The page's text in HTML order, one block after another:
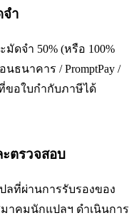
จำ
ดจำ 50% (หรือ 100%
ธนาคาร / PromptPay /
ขอใบกำกับภาษีได้
ตรวจสอบ
ลที่ผ่านการรับรองของ
าคมนักแปลฯ ดำเนินการ